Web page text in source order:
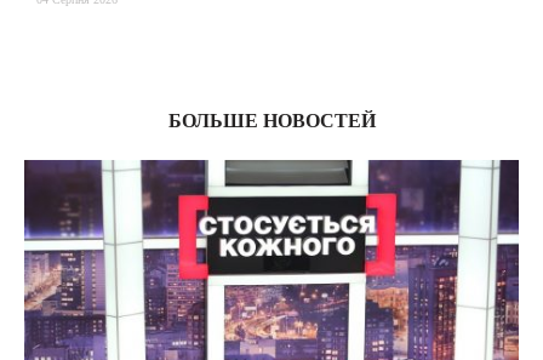
БОЛЬШЕ НОВОСТЕЙ